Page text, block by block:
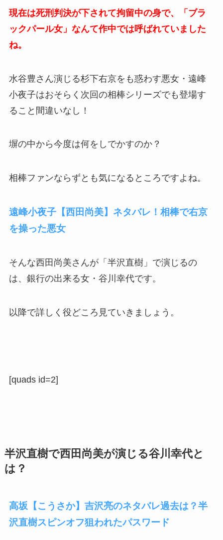
現在は死刑判決が下されて拘留中の身で、「ブラ
ックパール女」なんて作中では呼ばれていました
ね。
水谷豊さん演じる杉下右京をも惑わす悪女・遠峰
小夜子はおそらく次回の相棒シリーズでも登場す
ること間違いなし！
塀の中から今度は何をしでかすのか？
相棒ファンならずとも気になるところですよね。
遠峰小夜子【西田尚美】ネタバレ！相棒で右京
を操った悪女
そんな西田尚美さんが「半沢直樹」で演じるの
は、銀行の出来る女・谷川幸代です。
以降で詳しく役どころ見ていきましょう。
[quads id=2]
半沢直樹で西田尚美が演じる谷川幸代と
は？
高坂【こうさか】吉沢亮のネタバレ過去は？半
沢直樹スピンオフ狙われたパスワード